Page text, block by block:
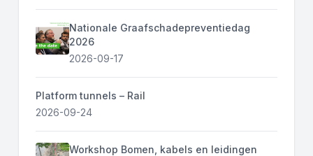
Nationale Graafschadepreventiedag
2026
2026-09-17
Platform tunnels – Rail
2026-09-24
Workshop Bomen, kabels en leidingen